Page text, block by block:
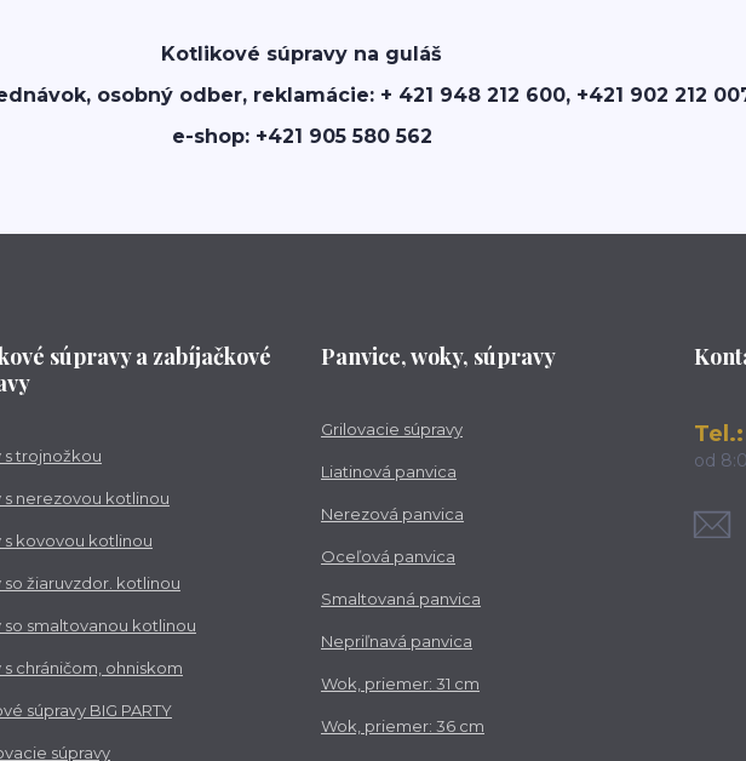
Kotlikové súpravy na guláš
osobný odber, reklamácie: + 421 948 212 600, +421 902 212
e-shop: +421 905 580 562
súpravy a zabíjačkové
s trojnožkou
s nerezovou kotlinou
s kovovou kotlinou
so žiaruvzdor. kotlinou
so smaltovanou kotlinou
s chráničom, ohniskom
súpravy BIG PARTY
súpravy
Panvice, woky, súpravy
Grilovacie súpravy
Liatinová panvica
Nerezová panvica
Oceľová panvica
Smaltovaná panvica
Nepriľnavá panvica
Wok, priemer: 31 cm
Wok, priemer: 36 cm
od